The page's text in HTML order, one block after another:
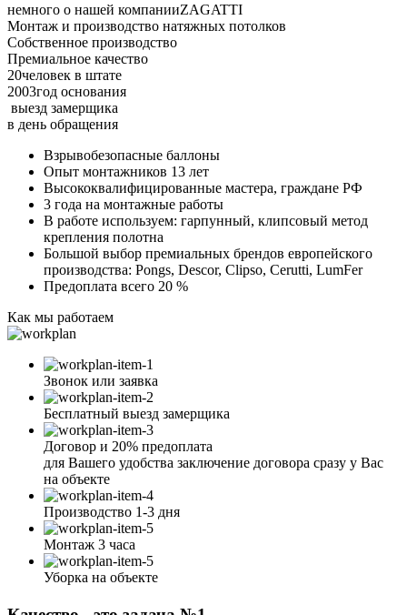
немного о нашей компанииZAGATTI
Монтаж и производство натяжных потолков
Собственное производство
Премиальное качество
20человек в штате
2003год основания
выезд замерщика
в день обращения
Взрывобезопасные баллоны
Опыт монтажников 13 лет
Высококвалифицированные мастера, граждане РФ
3 года на монтажные работы
В работе используем: гарпунный, клипсовый метод
крепления полотна
Большой выбор премиальных брендов европейского
производства: Pongs, Descor, Clipso, Cerutti, LumFer
Предоплата всего 20 %
Как мы работаем
Звонок или заявка
Бесплатный выезд замерщика
Договор и 20% предоплата
для Вашего удобства заключение договора сразу у Вас
на объекте
Производство 1-3 дня
Монтаж 3 часа
Уборка на объекте